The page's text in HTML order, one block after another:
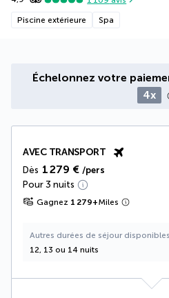
Piscine extérieure Spa
Échelonnez votre
4x
AVEC TRANSPORT
Dès 1 279 € /pers
Pour 3 nuits
Gagnez 1 279+Miles
Autres durées de séjour disponibles
12, 13 ou 14 nuits